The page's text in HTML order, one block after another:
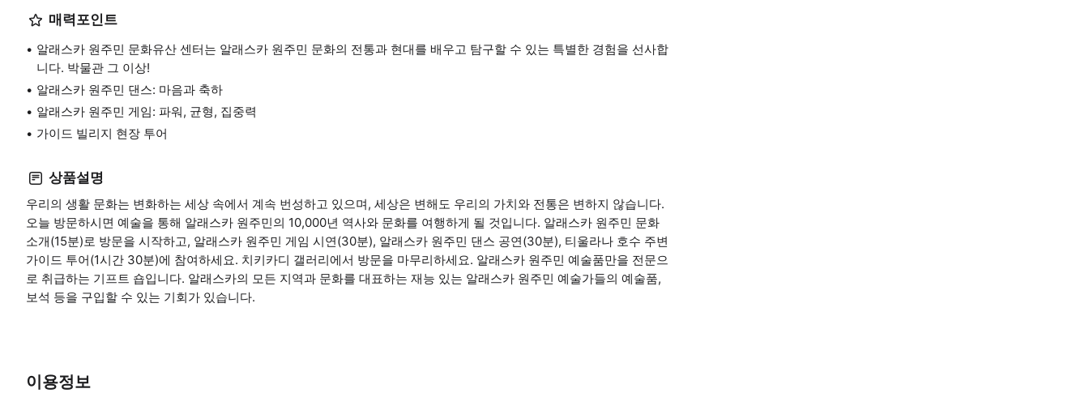
매력포인트
알래스카 원주민 문화유산 센터는 알래스카 원주민 문화의 전통과 현대를 배우고 탐구할 수 있는 특별한 경험을 선사합
니다. 박물관 그 이상!
알래스카 원주민 댄스: 마음과 축하
알래스카 원주민 게임: 파워, 균형, 집중력
가이드 빌리지 현장 투어
상품설명
우리의 생활 문화는 변화하는 세상 속에서 계속 번성하고 있으며, 세상은 변해도 우리의 가치와 전통은 변하지 않습니다.
오늘 방문하시면 예술을 통해 알래스카 원주민의 10,000년 역사와 문화를 여행하게 될 것입니다. 알래스카 원주민 문화
소개(15분)로 방문을 시작하고, 알래스카 원주민 게임 시연(30분), 알래스카 원주민 댄스 공연(30분), 티울라나 호수 주변
가이드 투어(1시간 30분)에 참여하세요. 치키카디 갤러리에서 방문을 마무리하세요. 알래스카 원주민 예술품만을 전문으
로 취급하는 기프트 숍입니다. 알래스카의 모든 지역과 문화를 대표하는 재능 있는 알래스카 원주민 예술가들의 예술품,
보석 등을 구입할 수 있는 기회가 있습니다.
이용정보